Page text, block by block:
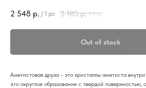
2 548 р. / 1 pc 3 185 р. / 1 pc
Out of stock
Аметистовая друза - это кристаллы аметиста
это округлое образование с твердой